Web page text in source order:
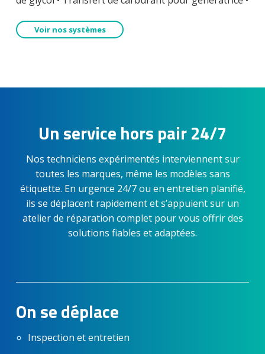
Voir nos systèmes
Un service hors pair 24/7
Nos techniciens expérimentés interviennent sur
toutes les marques, même les modèles sans
étiquette. En urgence 24/7 ou en entretien planifié,
ils se déplacent rapidement et s’appuient sur un
atelier de réparation complet pour vous offrir des
solutions fiables et adaptées.
On se déplace
Inspection et entretien